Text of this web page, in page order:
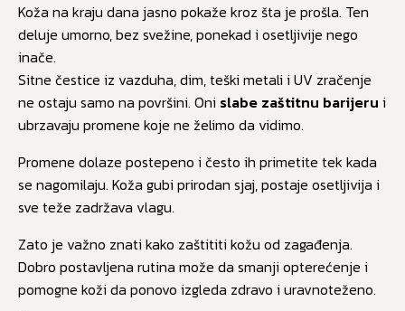
Koža na kraju dana jasno pokaže kroz šta je prošla. Ten
deluje umorno, bez svežine, ponekad i osetljivije nego
inače.
Sitne čestice iz vazduha, dim, teški metali i UV zračenje
ne ostaju samo na površini. Oni slabe zaštitnu barijeru i
ubrzavaju promene koje ne želimo da vidimo.
Promene dolaze postepeno i često ih primetite tek kada
se nagomilaju. Koža gubi prirodan sjaj, postaje osetljivija i
sve teže zadržava vlagu.
Zato je važno znati kako zaštititi kožu od zagađenja.
Dobro postavljena rutina može da smanji opterećenje i
pomogne koži da ponovo izgleda zdravo i uravnoteženo.